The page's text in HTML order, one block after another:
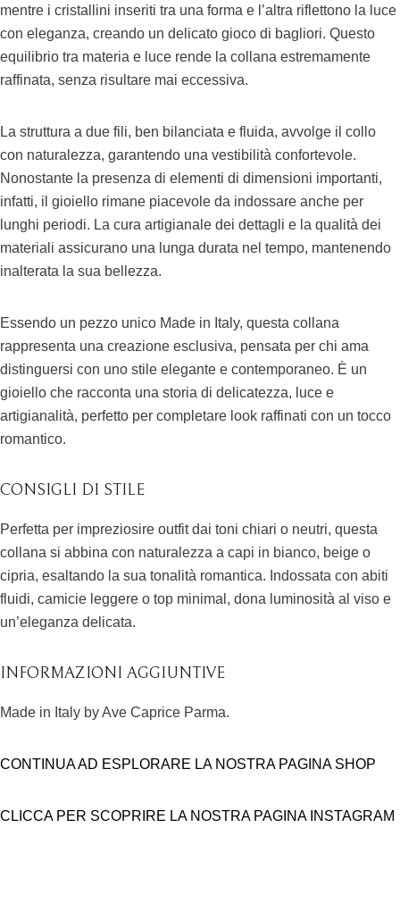
mentre i cristallini inseriti tra una forma e l’altra riflettono la luce
con eleganza, creando un delicato gioco di bagliori. Questo
equilibrio tra materia e luce rende la collana estremamente
raffinata, senza risultare mai eccessiva.
La struttura a due fili, ben bilanciata e fluida, avvolge il collo
con naturalezza, garantendo una vestibilità confortevole.
Nonostante la presenza di elementi di dimensioni importanti,
infatti, il gioiello rimane piacevole da indossare anche per
lunghi periodi. La cura artigianale dei dettagli e la qualità dei
materiali assicurano una lunga durata nel tempo, mantenendo
inalterata la sua bellezza.
Essendo un pezzo unico Made in Italy, questa collana
rappresenta una creazione esclusiva, pensata per chi ama
distinguersi con uno stile elegante e contemporaneo. È un
gioiello che racconta una storia di delicatezza, luce e
artigianalità, perfetto per completare look raffinati con un tocco
romantico.
CONSIGLI DI STILE
Perfetta per impreziosire outfit dai toni chiari o neutri, questa
collana si abbina con naturalezza a capi in bianco, beige o
cipria, esaltando la sua tonalità romantica. Indossata con abiti
fluidi, camicie leggere o top minimal, dona luminosità al viso e
un’eleganza delicata.
INFORMAZIONI AGGIUNTIVE
Made in Italy by Ave Caprice Parma.
CONTINUA AD ESPLORARE LA NOSTRA PAGINA SHOP
CLICCA PER SCOPRIRE LA NOSTRA PAGINA INSTAGRAM